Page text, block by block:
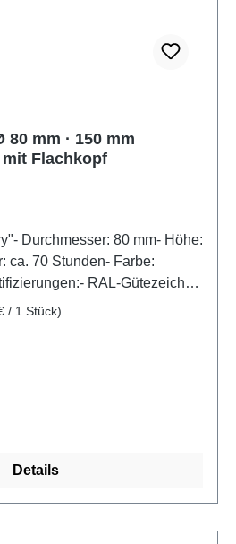
mm · 150 mm
Flachkopf
Durchmesser: 80 mm- Höhe:
ca. 70 Stunden- Farbe:
RAL-Gütezeichen
/ 1 Stück)
Details